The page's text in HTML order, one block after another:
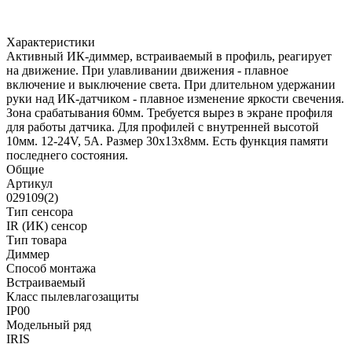
Характеристики
Активный ИК-диммер, встраиваемый в профиль, реагирует
на движение. При улавливании движения - плавное
включение и выключение света. При длительном удержании
руки над ИК-датчиком - плавное изменение яркости свечения.
Зона срабатывания 60мм. Требуется вырез в экране профиля
для работы датчика. Для профилей с внутренней высотой
10мм. 12-24V, 5A. Размер 30x13x8мм. Есть функция памяти
последнего состояния.
Общие
Артикул
029109(2)
Тип сенсора
IR (ИК) сенсор
Тип товара
Диммер
Способ монтажа
Встраиваемый
Класс пылевлагозащиты
IP00
Модельный ряд
IRIS